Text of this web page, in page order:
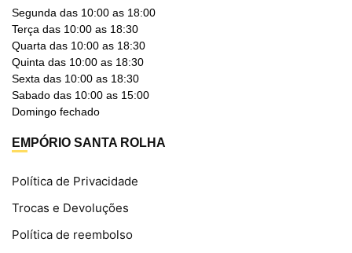
Segunda das 10:00 as 18:00
Terça das 10:00 as 18:30
Quarta das 10:00 as 18:30
Quinta das 10:00 as 18:30
Sexta das 10:00 as 18:30
Sabado das 10:00 as 15:00
Domingo fechado
EMPÓRIO SANTA ROLHA
Política de Privacidade
Trocas e Devoluções
Política de reembolso